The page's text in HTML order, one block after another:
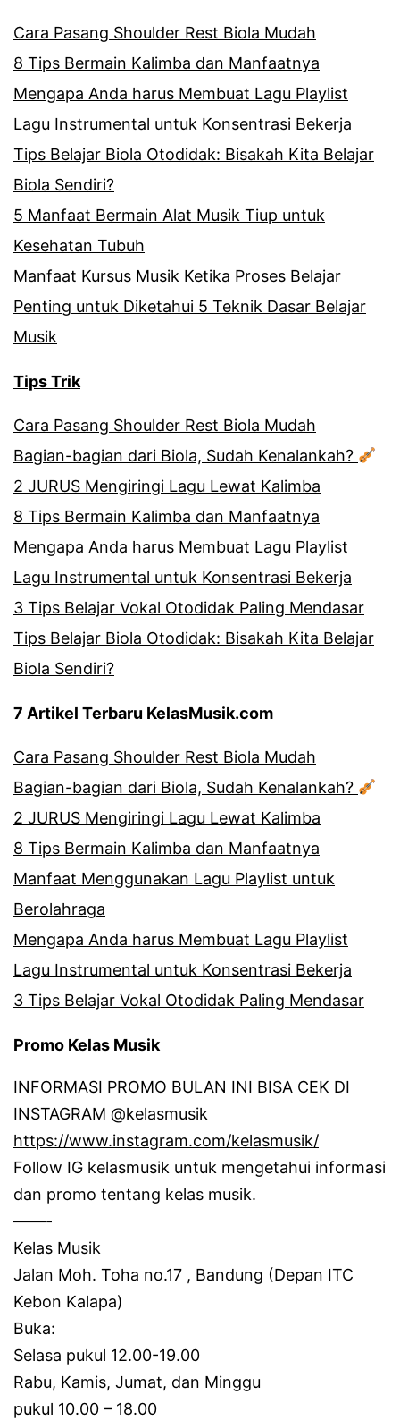
Cara Pasang Shoulder Rest Biola Mudah
8 Tips Bermain Kalimba dan Manfaatnya
Mengapa Anda harus Membuat Lagu Playlist
Lagu Instrumental untuk Konsentrasi Bekerja
Tips Belajar Biola Otodidak: Bisakah Kita Belajar
Biola Sendiri?
5 Manfaat Bermain Alat Musik Tiup untuk
Kesehatan Tubuh
Manfaat Kursus Musik Ketika Proses Belajar
Penting untuk Diketahui 5 Teknik Dasar Belajar
Musik
Tips Trik
Cara Pasang Shoulder Rest Biola Mudah
Bagian-bagian dari Biola, Sudah Kenalankah?
2 JURUS Mengiringi Lagu Lewat Kalimba
8 Tips Bermain Kalimba dan Manfaatnya
Mengapa Anda harus Membuat Lagu Playlist
Lagu Instrumental untuk Konsentrasi Bekerja
3 Tips Belajar Vokal Otodidak Paling Mendasar
Tips Belajar Biola Otodidak: Bisakah Kita Belajar
Biola Sendiri?
7 Artikel Terbaru KelasMusik.com
Cara Pasang Shoulder Rest Biola Mudah
Bagian-bagian dari Biola, Sudah Kenalankah?
2 JURUS Mengiringi Lagu Lewat Kalimba
8 Tips Bermain Kalimba dan Manfaatnya
Manfaat Menggunakan Lagu Playlist untuk
Berolahraga
Mengapa Anda harus Membuat Lagu Playlist
Lagu Instrumental untuk Konsentrasi Bekerja
3 Tips Belajar Vokal Otodidak Paling Mendasar
Promo Kelas Musik
INFORMASI PROMO BULAN INI BISA CEK DI
INSTAGRAM @kelasmusik
https://www.instagram.com/kelasmusik/
Follow IG kelasmusik untuk mengetahui informasi
dan promo tentang kelas musik.
——-
Kelas Musik
Jalan Moh. Toha no.17 , Bandung (Depan ITC
Kebon Kalapa)
Buka:
Selasa pukul 12.00-19.00
Rabu, Kamis, Jumat, dan Minggu
pukul 10.00 – 18.00